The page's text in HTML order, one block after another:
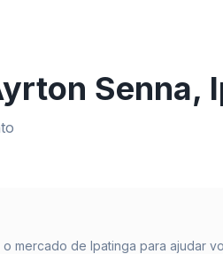
Senna,
o mercado de Ipatinga para ajudar